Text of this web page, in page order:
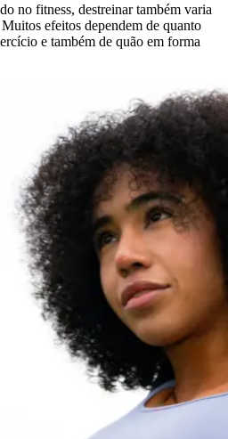
no fitness, destreinar também varia
efeitos dependem de quanto
e também de quão em forma